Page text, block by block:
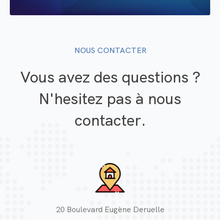
NOUS CONTACTER
Vous avez des questions ?
N'hesitez pas à nous
contacter.
20 Boulevard Eugène Deruelle